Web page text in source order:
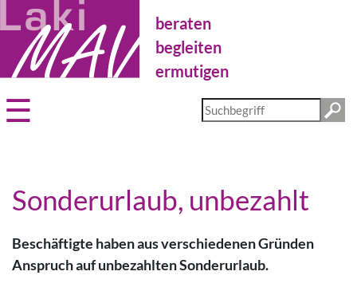
Direkt
zum
Inhalt
beraten
begleiten
ermutigen
Diese
Website
Sonderurlaub, unbezahlt
Beschäftigte haben aus verschiedenen Gründen
Anspruch auf unbezahlten Sonderurlaub.